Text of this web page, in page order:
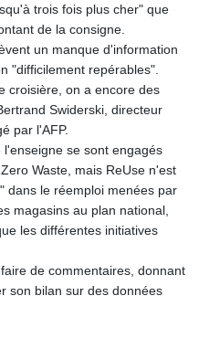
trois fois plus cher" que
de la consigne.
un manque d'information
"difficilement repérables".
croisière, on a encore des
Swiderski, directeur
par l'AFP.
se sont engagés
Waste, mais ReUse n'est
dans le réemploi menées par
magasins au plan national,
les différentes initiatives
de commentaires, donnant
son bilan sur des données